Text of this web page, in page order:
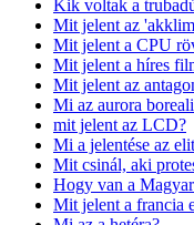
Kik voltak a
Mit jelent az
Mit jelent a CPU
Mit jelent a híres
Mit jelent az
Mi az aurora
mit jelent az LCD?
Mi a jelentése az
Mit csinál, aki
Hogy van a
Mit jelent a francia